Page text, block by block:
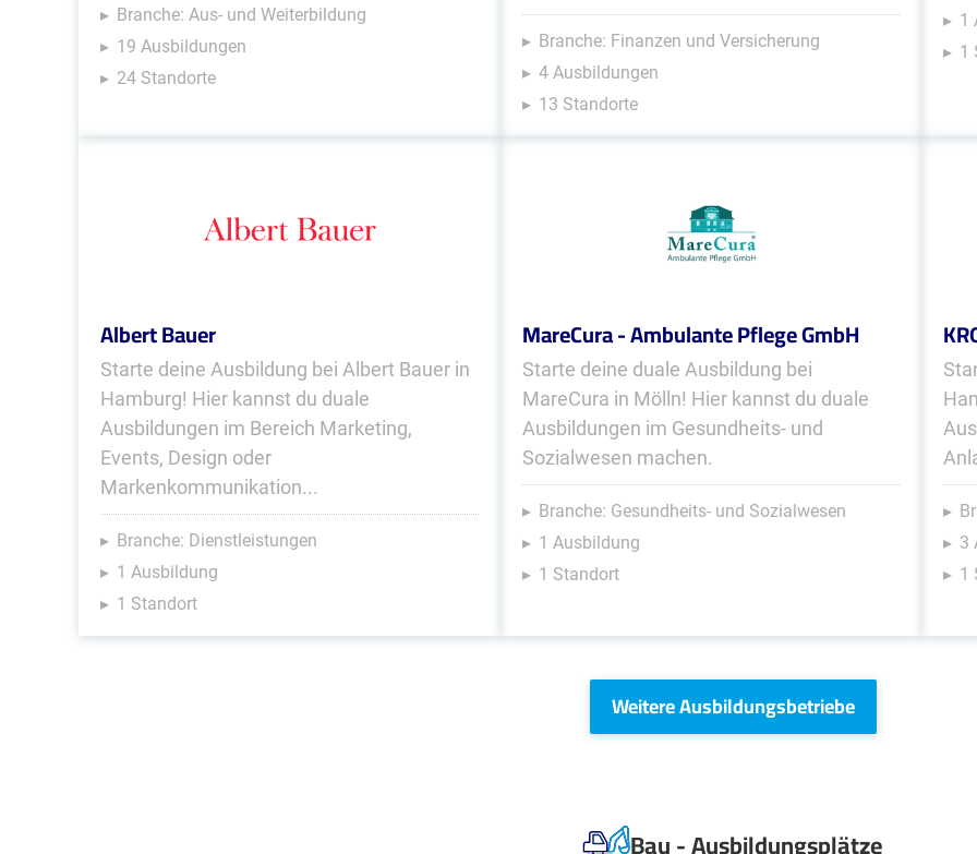
Branche: Aus- und Weiterbildung
19 Ausbildungen
24 Standorte
Branche: Finanzen und Versicherung
4 Ausbildungen
13 Standorte
1
1
Albert Bauer
Starte deine Ausbildung bei Albert Bauer in
Hamburg! Hier kannst du duale
Ausbildungen im Bereich Marketing,
Events, Design oder
Markenkommunikation...
Branche: Dienstleistungen
1 Ausbildung
1 Standort
MareCura - Ambulante Pflege GmbH
Starte deine duale Ausbildung bei
MareCura in Mölln! Hier kannst du duale
Ausbildungen im Gesundheits- und
Sozialwesen machen.
Branche: Gesundheits- und Sozialwesen
1 Ausbildung
1 Standort
3
1
Weitere Ausbildungsbetriebe